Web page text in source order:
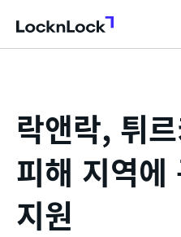
LocknLock
락앤락, 튀
피해 지역에
지원